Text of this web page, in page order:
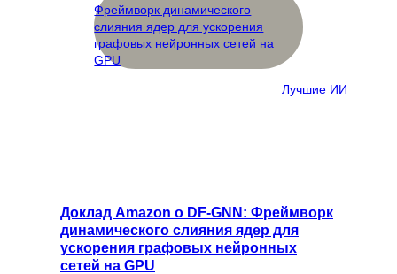
Лучшие ИИ
Доклад Amazon о DF-GNN: Фреймворк
динамического слияния ядер для
ускорения графовых нейронных
сетей на GPU